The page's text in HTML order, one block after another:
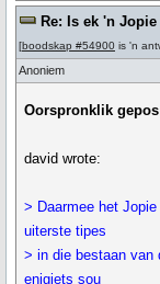
Re: Is ek 'n
[boodskap #54900 is 'n
Anoniem
Oorspronklik
david wrote:
> Daarmee het
uiterste tipes
> in die bestaan van
enigiets sou